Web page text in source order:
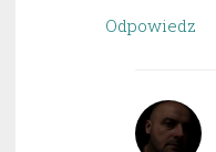
Odpowiedz